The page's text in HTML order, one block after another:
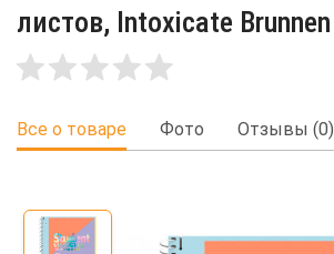
листов, Intoxicate Brunnen
Все о товаре Фото Отзывы (0)